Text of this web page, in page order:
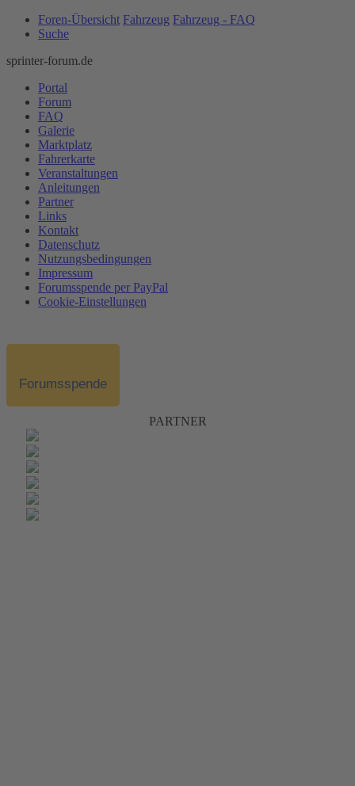
Foren-Übersicht Fahrzeug Fahrzeug - FAQ
Suche
sprinter-forum.de
Portal
Forum
FAQ
Galerie
Marktplatz
Fahrerkarte
Veranstaltungen
Anleitungen
Partner
Links
Kontakt
Datenschutz
Nutzungsbedingungen
Impressum
Forumsspende per PayPal
Cookie-Einstellungen
Forumsspende
PARTNER